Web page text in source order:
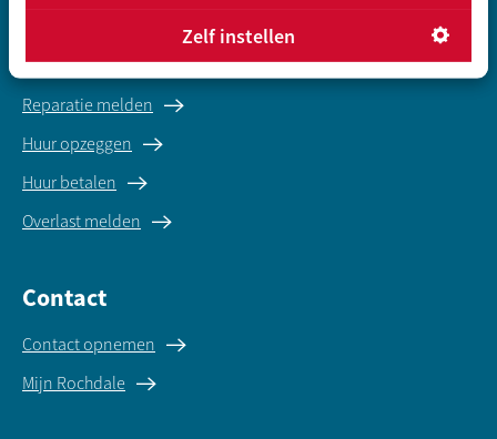
Zelf instellen
Direct regelen
Reparatie melden
Huur opzeggen
Huur betalen
Overlast melden
Contact
Contact opnemen
Mijn Rochdale